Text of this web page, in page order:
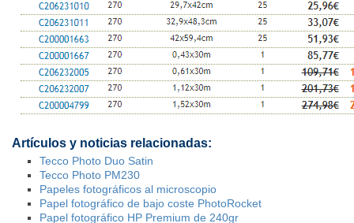
Artículos y noticias relacionadas:
Tecco Photo Duo Satin
Tecco Photo PM230
Papeles fotográficos al microscopio
Papel fotográfico de bajo coste PhotoRocket
Papel fotográfico HP Premium de 240gr